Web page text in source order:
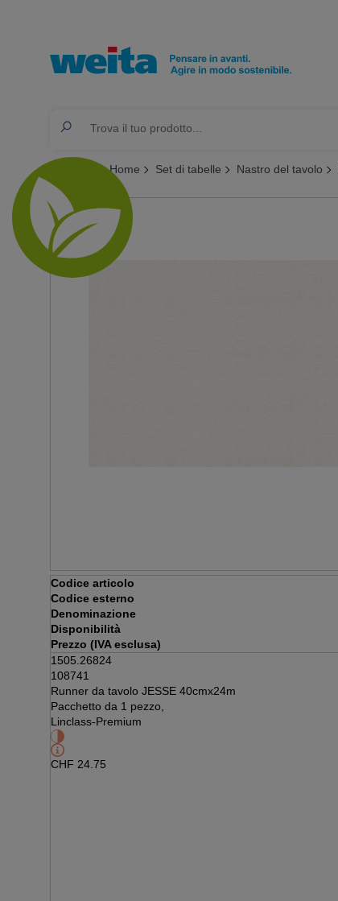
Ti trovi qui: Home Set di tabelle Nastro del tavolo
Codice articolo
Codice esterno
Denominazione
Disponibilità
Prezzo (IVA esclusa)
1505.26824
108741
Runner da tavolo JESSE 40cmx24m
Pacchetto da 1 pezzo,
Linclass-Premium
CHF 24.75